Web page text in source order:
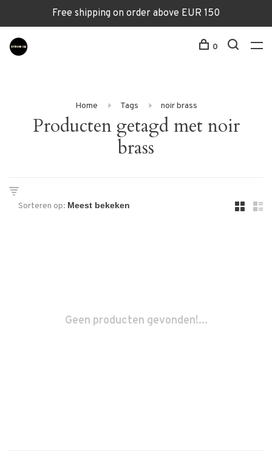
Free shipping on order above EUR 150
0
Home Tags noir brass
Producten getagd met noir
brass
Sorteren op:
Geen producten gevonden!...